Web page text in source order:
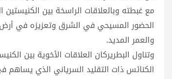
مع غبطته وبالعلاقات الراسخة بين
الحضور المسيحي في الشرق وتعزيزه في أرض
والعمر المديد.
وتناول البطريركان العلاقات الأخوية بين
الكنائس ذات التقليد السرياني الذي يساهم